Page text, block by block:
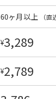
60ヶ月以上 （直
¥3,289
¥2,789